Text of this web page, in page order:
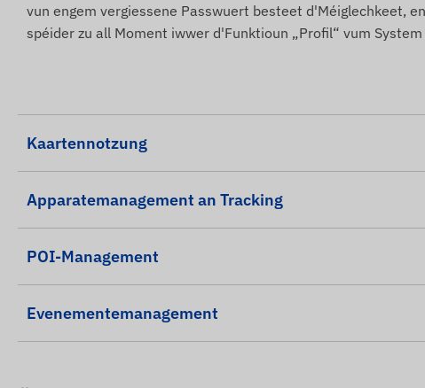
vun engem vergiessene Passwuert besteet d'Méiglechkeet,
spéider zu all Moment iwwer d'Funktioun „Profil“ vum
Kaartennotzung
Apparatemanagement an Tracking
POI-Management
Evenementemanagement